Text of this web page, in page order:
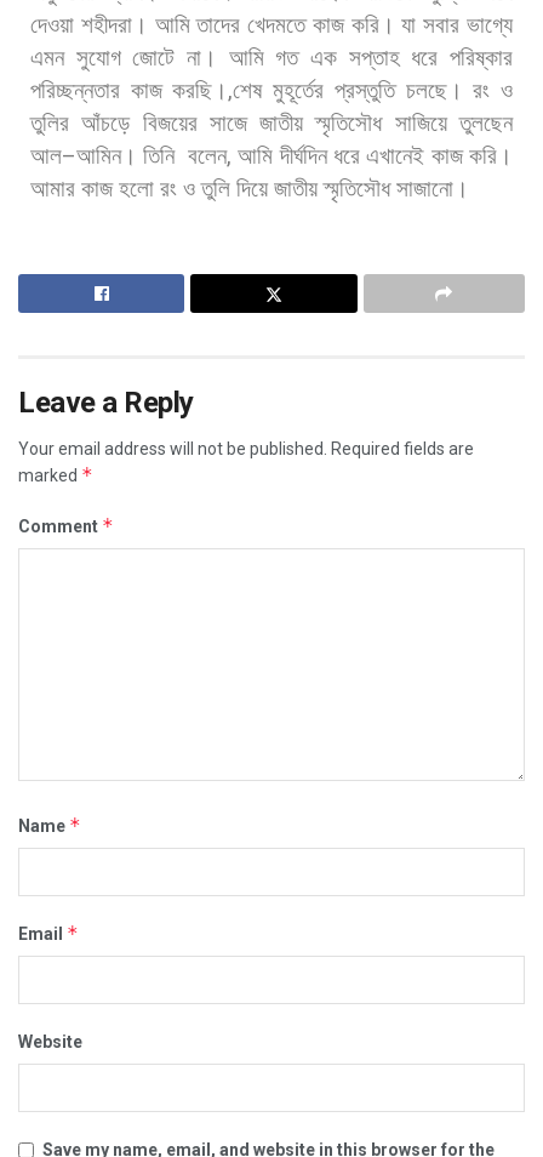
দেওয়া শহীদরা। আমি তাদের খেদমতে কাজ করি। যা সবার ভাগ্যে
এমন সুযোগ জোটে না। আমি গত এক সপ্তাহ ধরে পরিষ্কার
পরিচ্ছন্নতার কাজ করছি। ,শেষ মুহূর্তের প্রস্তুতি চলছে। রং ও
তুলির আঁচড়ে বিজয়ের সাজে জাতীয় স্মৃতিসৌধ সাজিয়ে তুলছেন
আল–আমিন। তিনি বলেন,আমি দীর্ঘদিন ধরে এখানেই কাজ করি।
আমার কাজ হলো রং ও তুলি দিয়ে জাতীয় স্মৃতিসৌধ সাজানো।
Leave a Reply
Your email address will not be published.
Required fields are
marked *
Comment *
Name *
Email *
Website
Save my name, email, and website in this browser for the